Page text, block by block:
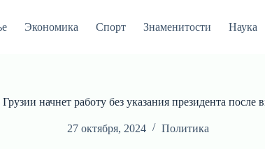
Экономика Спорт Знаменитости Наука
начнет работу без указания президента после
27 октября, 2024 Политика